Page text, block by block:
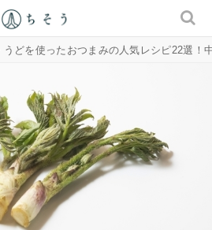
どを使ったおつまみの人気レシピ22選